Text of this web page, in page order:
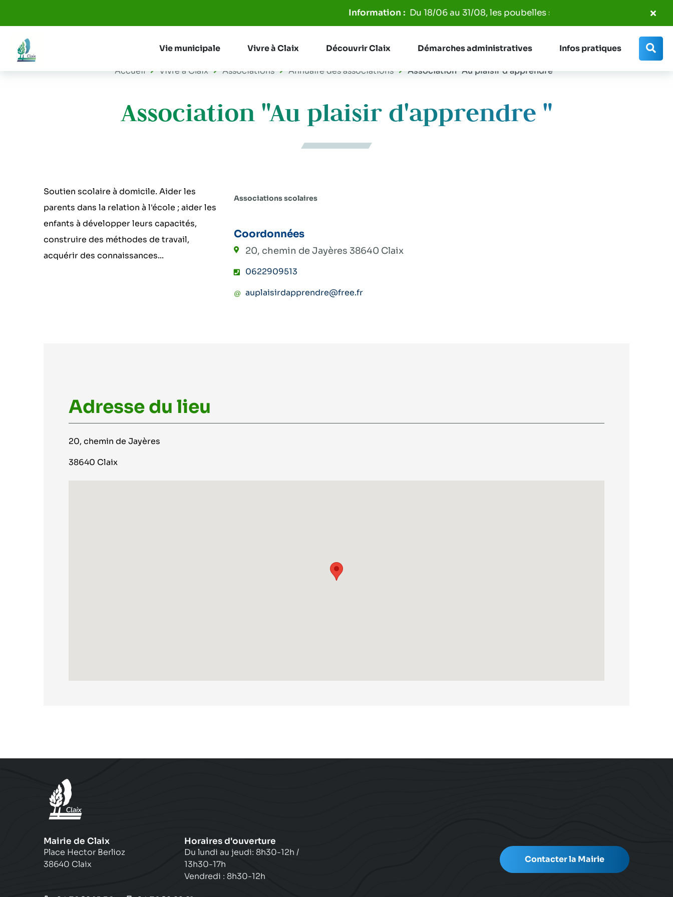
Du 18/06 au 31/08, les poubelles seront ramassées entre 7h00
Vie municipale Vivre à Claix Découvrir Claix Démarches administratives Infos pratiques
Accueil Vivre à Claix Associations Annuaire des associations Association "Au plaisir d'apprendre "
Association "Au plaisir d'apprendre "
Soutien scolaire à domicile. Aider les
parents dans la relation à l'école ; aider les
enfants à développer leurs capacités,
construire des méthodes de travail,
acquérir des connaissances...
Associations scolaires
Coordonnées
20, chemin de Jayères 38640 Claix
0622909513
auplaisirdapprendre@free.fr
Adresse du lieu
20, chemin de Jayères
38640 Claix
Mairie de Claix
Place Hector Berlioz
38640 Claix
Horaires d'ouverture
Du lundi au jeudi: 8h30-12h /
13h30-17h
Vendredi : 8h30-12h
Contacter la Mairie